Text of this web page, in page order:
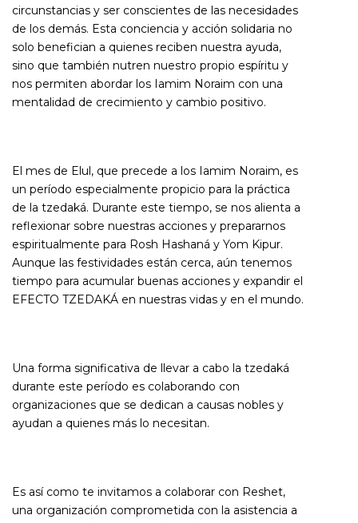
circunstancias y ser conscientes de las necesidades
de los demás. Esta conciencia y acción solidaria no
solo benefician a quienes reciben nuestra ayuda,
sino que también nutren nuestro propio espíritu y
nos permiten abordar los Iamim Noraim con una
mentalidad de crecimiento y cambio positivo.
El mes de Elul, que precede a los Iamim Noraim, es
un período especialmente propicio para la práctica
de la tzedaká. Durante este tiempo, se nos alienta a
reflexionar sobre nuestras acciones y prepararnos
espiritualmente para Rosh Hashaná y Yom Kipur.
Aunque las festividades están cerca, aún tenemos
tiempo para acumular buenas acciones y expandir el
EFECTO TZEDAKÁ en nuestras vidas y en el mundo.
Una forma significativa de llevar a cabo la tzedaká
durante este período es colaborando con
organizaciones que se dedican a causas nobles y
ayudan a quienes más lo necesitan.
Es así como te invitamos a colaborar con Reshet,
una organización comprometida con la asistencia a